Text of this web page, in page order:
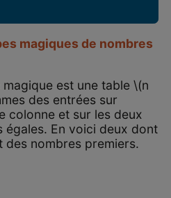
magiques de nombres
magique est une table \(n
des entrées sur
colonne et sur les deux
égales. En voici deux dont
des nombres premiers.